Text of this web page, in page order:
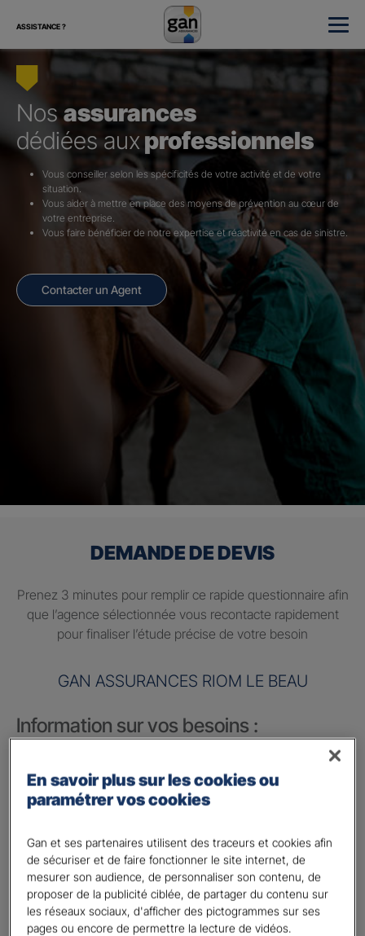
ASSISTANCE ?
Nosassurances
dédiées aux professionnels
Vous conseiller selon les spécificités de votre activité et de votre
situation.
Vous aider à mettre en place des moyens de prévention au cœur de
votre entreprise.
Vous faire bénéficier de notre expertise et réactivité en cas de sinistre.
Contacter un Agent
DEMANDE DE DEVIS
Prenez 3 minutes pour remplir ce rapide questionnaire afin
que l’agence sélectionnée vous recontacte rapidement
pour finaliser l’étude précise de votre besoin
GAN ASSURANCES RIOM LE BEAU
Information sur vos besoins :
votre vie privée
votre vie professionnelle
Vos informations :
Etes-vous déjà client Gan assurances ?*
Oui
Non
En savoir plus sur les cookies ou
paramétrer vos cookies
Gan et ses partenaires utilisent des traceurs et cookies afin
de sécuriser et de faire fonctionner le site internet, de
mesurer son audience, de personnaliser son contenu, de
proposer de la publicité ciblée, de partager du contenu sur
les réseaux sociaux, d'afficher des pictogrammes sur ses
pages ou encore de permettre la lecture de vidéos.